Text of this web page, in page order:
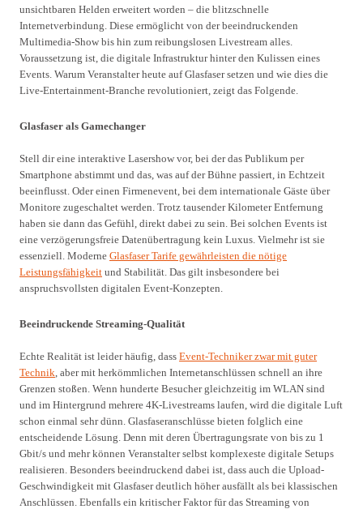
unsichtbaren Helden erweitert worden – die blitzschnelle
Internetverbindung. Diese ermöglicht von der beeindruckenden
Multimedia-Show bis hin zum reibungslosen Livestream alles.
Voraussetzung ist, die digitale Infrastruktur hinter den Kulissen eines
Events. Warum Veranstalter heute auf Glasfaser setzen und wie dies die
Live-Entertainment-Branche revolutioniert, zeigt das Folgende.
Glasfaser als Gamechanger
Stell dir eine interaktive Lasershow vor, bei der das Publikum per
Smartphone abstimmt und das, was auf der Bühne passiert, in Echtzeit
beeinflusst. Oder einen Firmenevent, bei dem internationale Gäste über
Monitore zugeschaltet werden. Trotz tausender Kilometer Entfernung
haben sie dann das Gefühl, direkt dabei zu sein. Bei solchen Events ist
eine verzögerungsfreie Datenübertragung kein Luxus. Vielmehr ist sie
essenziell. Moderne Glasfaser Tarife gewährleisten die nötige
Leistungsfähigkeit und Stabilität. Das gilt insbesondere bei
anspruchsvollsten digitalen Event-Konzepten.
Beeindruckende Streaming-Qualität
Echte Realität ist leider häufig, dass Event-Techniker zwar mit guter
Technik , aber mit herkömmlichen Internetanschlüssen schnell an ihre
Grenzen stoßen. Wenn hunderte Besucher gleichzeitig im WLAN sind
und im Hintergrund mehrere 4K-Livestreams laufen, wird die digitale Luft
schon einmal sehr dünn. Glasfaseranschlüsse bieten folglich eine
entscheidende Lösung. Denn mit deren Übertragungsrate von bis zu 1
Gbit/s und mehr können Veranstalter selbst komplexeste digitale Setups
realisieren. Besonders beeindruckend dabei ist, dass auch die Upload-
Geschwindigkeit mit Glasfaser deutlich höher ausfällt als bei klassischen
Anschlüssen. Ebenfalls ein kritischer Faktor für das Streaming von